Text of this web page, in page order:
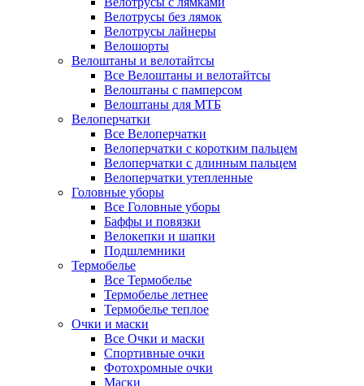
Велотрусы без лямок
Велотрусы лайнеры
Велошорты
Велоштаны и велотайтсы
Все Велоштаны и велотайтсы
Велоштаны с памперсом
Велоштаны для МТБ
Велоперчатки
Все Велоперчатки
Велоперчатки с коротким пальцем
Велоперчатки с длинным пальцем
Велоперчатки утепленные
Головные уборы
Все Головные уборы
Баффы и повязки
Велокепки и шапки
Подшлемники
Термобелье
Все Термобелье
Термобелье летнее
Термобелье теплое
Очки и маски
Все Очки и маски
Спортивные очки
Фотохромные очки
Маски